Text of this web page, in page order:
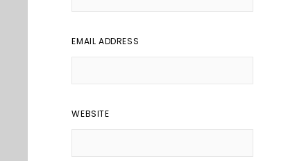
EMAIL ADDRESS
WEBSITE